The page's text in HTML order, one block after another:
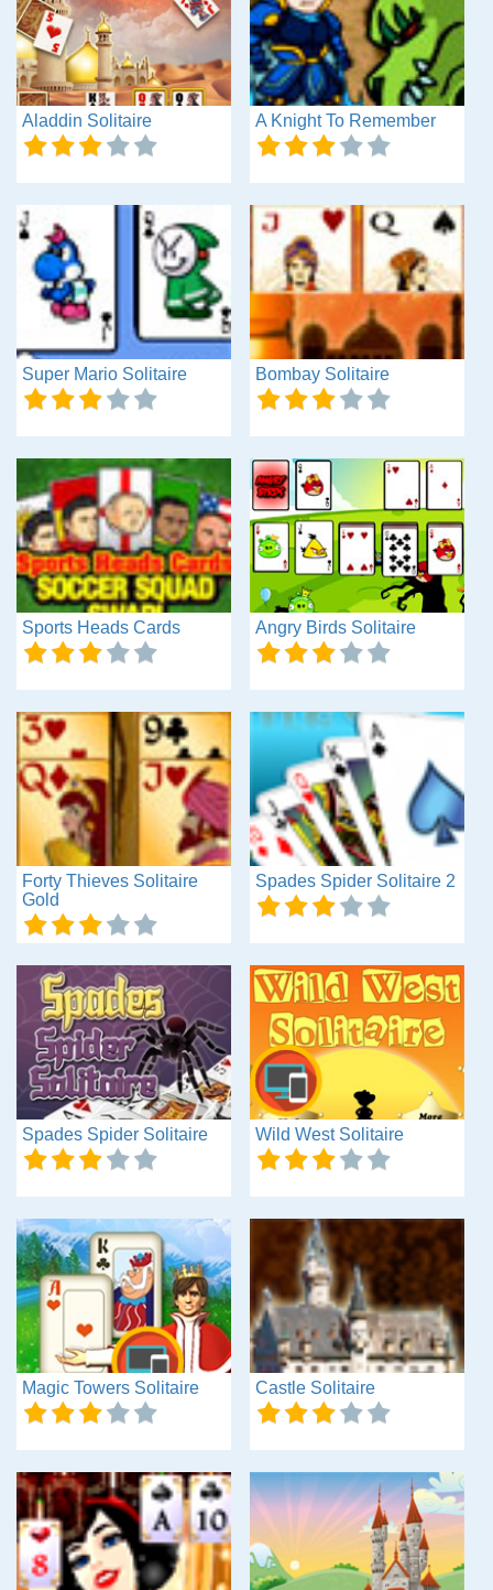
Aladdin Solitaire A Knight To Remember
Super Mario Solitaire Bombay Solitaire
Sports Heads Cards Angry Birds Solitaire
Forty Thieves Solitaire
Gold
Spades Spider Solitaire 2
Spades Spider Solitaire Wild West Solitaire
Magic Towers Solitaire Castle Solitaire